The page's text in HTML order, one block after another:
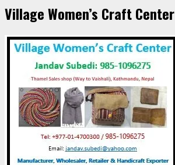
Village Women’s Craft Center